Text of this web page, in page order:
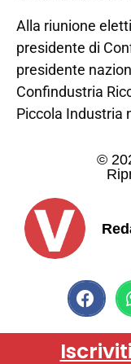
Alla riunione
presidente di
presidente
Confindustria
Piccola Industria
©